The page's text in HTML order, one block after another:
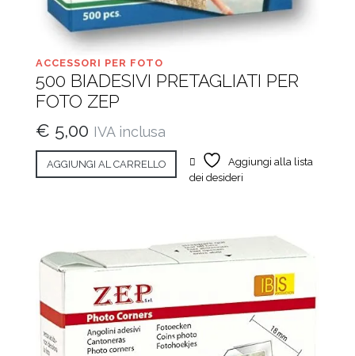
ACCESSORI PER FOTO
500 BIADESIVI PRETAGLIATI PER
FOTO ZEP
€ 5,00 IVA inclusa
AGGIUNGI AL CARRELLO
Aggiungi alla lista
dei desideri